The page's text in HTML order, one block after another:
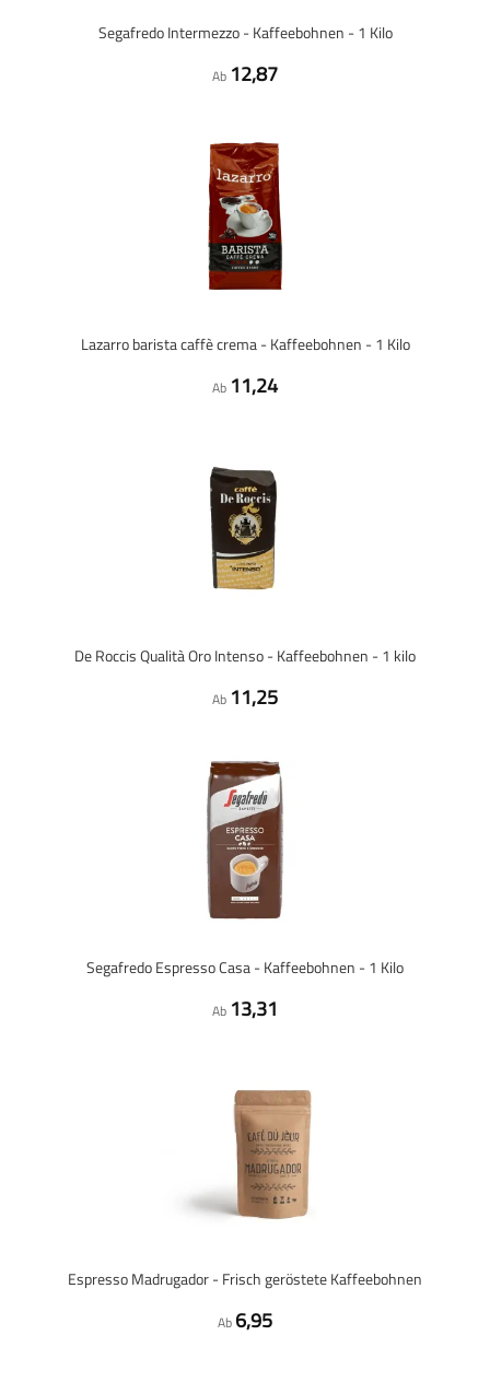
Segafredo Intermezzo - Kaffeebohnen - 1 Kilo
Ab 12,87
Lazarro barista caffè crema - Kaffeebohnen - 1 Kilo
Ab 11,24
De Roccis Qualità Oro Intenso - Kaffeebohnen - 1 kilo
Ab 11,25
Segafredo Espresso Casa - Kaffeebohnen - 1 Kilo
Ab 13,31
Espresso Madrugador - Frisch geröstete Kaffeebohnen
Ab 6,95